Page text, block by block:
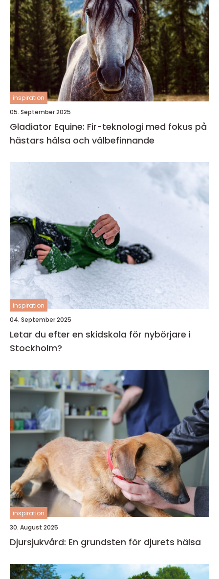
inspiration
05. September 2025
Gladiator Equine: Fir-teknologi med fokus på
hästars hälsa och välbefinnande
inspiration
04. September 2025
Letar du efter en skidskola för nybörjare i
Stockholm?
inspiration
30. August 2025
Djursjukvård: En grundsten för djurets hälsa